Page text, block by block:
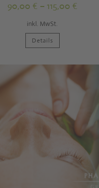
90,00 € – 115,00 €
inkl. MwSt.
Details Dieses
weist
Varianten
Die
Optionen
auf
der
Produktseite
gewählt
werden